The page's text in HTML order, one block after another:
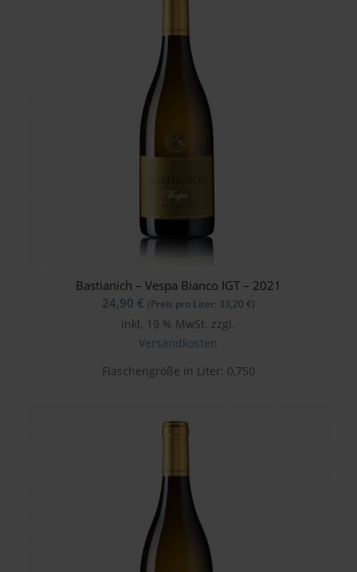
Bastianich – Vespa Bianco IGT – 2021
24,90 € (Preis pro Liter: 33,20 €)
inkl. 19 % MwSt. zzgl.
Versandkosten
Flaschengröße in Liter: 0,750